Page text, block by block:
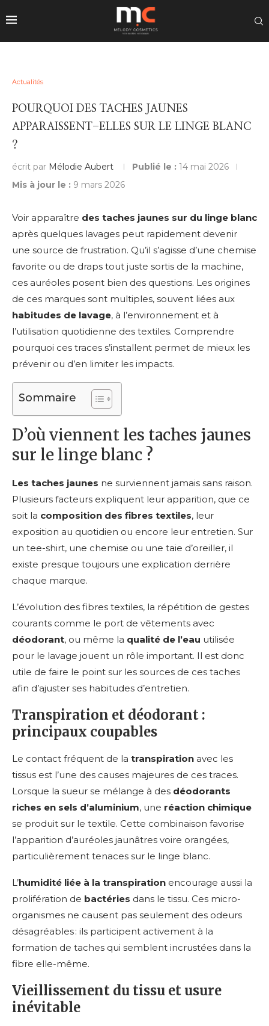
Actualités
POURQUOI DES TACHES JAUNES
APPARAISSENT-ELLES SUR LE LINGE BLANC
?
écrit par Mélodie Aubert Publié le : 14 mai 2026
Mis à jour le : 9 mars 2026
Voir apparaître des taches jaunes sur du linge blanc
après quelques lavages peut rapidement devenir
une source de frustration. Qu’il s’agisse d’une chemise
favorite ou de draps tout juste sortis de la machine,
ces auréoles posent bien des questions. Les origines
de ces marques sont multiples, souvent liées aux
habitudes de lavage, à l’environnement et à
l’utilisation quotidienne des textiles. Comprendre
pourquoi ces traces s’installent permet de mieux les
prévenir ou d’en limiter les impacts.
Sommaire
D’où viennent les taches jaunes
sur le linge blanc ?
Les taches jaunes ne surviennent jamais sans raison.
Plusieurs facteurs expliquent leur apparition, que ce
soit la composition des fibres textiles, leur
exposition au quotidien ou encore leur entretien. Sur
un tee-shirt, une chemise ou une taie d’oreiller, il
existe presque toujours une explication derrière
chaque marque.
L’évolution des fibres textiles, la répétition de gestes
courants comme le port de vêtements avec
déodorant, ou même la qualité de l’eau utilisée
pour le lavage jouent un rôle important. Il est donc
utile de faire le point sur les sources de ces taches
afin d’ajuster ses habitudes d’entretien.
Transpiration et déodorant :
principaux coupables
Le contact fréquent de la transpiration avec les
tissus est l’une des causes majeures de ces traces.
Lorsque la sueur se mélange à des déodorants
riches en sels d’aluminium, une réaction chimique
se produit sur le textile. Cette combinaison favorise
l’apparition d’auréoles jaunâtres voire orangées,
particulièrement tenaces sur le linge blanc.
L’humidité liée à la transpiration encourage aussi la
prolifération de bactéries dans le tissu. Ces micro-
organismes ne causent pas seulement des odeurs
désagréables : ils participent activement à la
formation de taches qui semblent incrustées dans la
fibre elle-même.
Vieillissement du tissu et usure
inévitable